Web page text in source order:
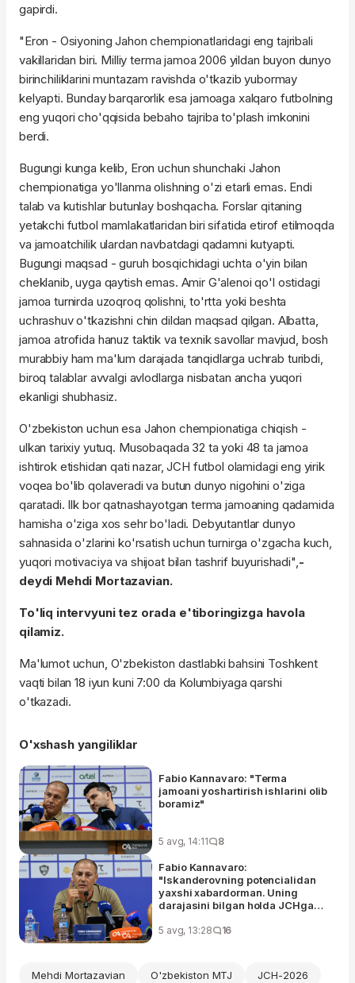
gapirdi.
"Eron - Osiyoning Jahon chempionatlaridagi eng tajribali
vakillaridan biri. Milliy terma jamoa 2006 yildan buyon dunyo
birinchiliklarini muntazam ravishda o'tkazib yubormay
kelyapti. Bunday barqarorlik esa jamoaga xalqaro futbolning
eng yuqori cho'qqisida bebaho tajriba to'plash imkonini
berdi.
Bugungi kunga kelib, Eron uchun shunchaki Jahon
chempionatiga yo'llanma olishning o'zi etarli emas. Endi
talab va kutishlar butunlay boshqacha. Forslar qitaning
yetakchi futbol mamlakatlaridan biri sifatida etirof etilmoqda
va jamoatchilik ulardan navbatdagi qadamni kutyapti.
Bugungi maqsad - guruh bosqichidagi uchta o'yin bilan
cheklanib, uyga qaytish emas. Amir G'alenoi qo'l ostidagi
jamoa turnirda uzoqroq qolishni, to'rtta yoki beshta
uchrashuv o'tkazishni chin dildan maqsad qilgan. Albatta,
jamoa atrofida hanuz taktik va texnik savollar mavjud, bosh
murabbiy ham ma'lum darajada tanqidlarga uchrab turibdi,
biroq talablar avvalgi avlodlarga nisbatan ancha yuqori
ekanligi shubhasiz.
O'zbekiston uchun esa Jahon chempionatiga chiqish -
ulkan tarixiy yutuq. Musobaqada 32 ta yoki 48 ta jamoa
ishtirok etishidan qati nazar, JCH futbol olamidagi eng yirik
voqea bo'lib qolaveradi va butun dunyo nigohini o'ziga
qaratadi. Ilk bor qatnashayotgan terma jamoaning qadamida
hamisha o'ziga xos sehr bo'ladi. Debyutantlar dunyo
sahnasida o'zlarini ko'rsatish uchun turnirga o'zgacha kuch,
yuqori motivaciya va shijoat bilan tashrif buyurishadi",-
deydi Mehdi Mortazavian.
To'liq intervyuni tez orada e'tiboringizga havola
qilamiz.
Ma'lumot uchun, O'zbekiston dastlabki bahsini Toshkent
vaqti bilan 18 iyun kuni 7:00 da Kolumbiyaga qarshi
o'tkazadi.
O'xshash yangiliklar
Fabio Kannavaro: "Terma
jamoani yoshartirish ishlarini olib
boramiz"
5 avg, 14:11 8
Fabio Kannavaro:
"Iskanderovning potencialidan
yaxshi xabardorman. Uning
darajasini bilgan holda JCHga
5 avg, 13:28 16
Mehdi Mortazavian O'zbekiston MTJ JCH-2026